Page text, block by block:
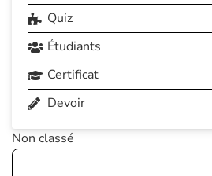
Non classé
Quiz
Étudiants
Certificat
Devoir